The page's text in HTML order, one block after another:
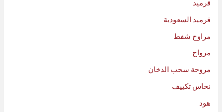
قرميد
قرميد السعودية
مراوح شفط
مرواح
مروحة سحب الدخان
نحاس تكييف
هود